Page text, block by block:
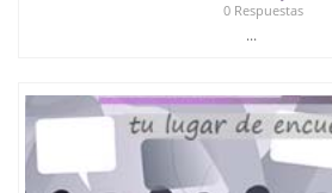
0 Respuestas
...